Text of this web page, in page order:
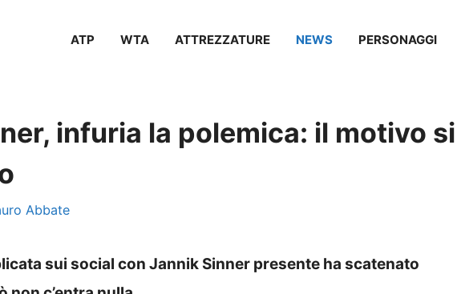
ATP WTA ATTREZZATURE NEWS PERSONAGGI
infuria la polemica: il motivo si
Abbate
sui social con Jannik Sinner presente ha scatenato